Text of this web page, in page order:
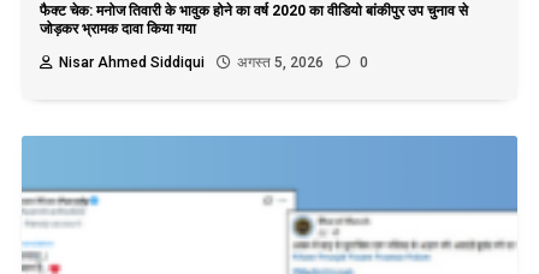
फैक्ट चेक: मनोज तिवारी के भावुक होने का वर्ष 2020 का वीडियो बांकीपुर उप चुनाव से
जोड़कर भ्रामक दावा किया गया
Nisar Ahmed Siddiqui
अगस्त 5, 2026 0